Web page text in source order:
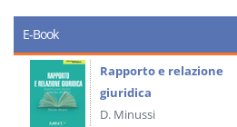
E-Book
Rapporto e relazione
giuridica
D. Minussi